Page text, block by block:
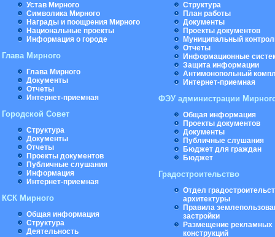
Устав Мирного
Символика Мирного
Награды и поощрения Мирного
Национальные проекты
Информация о городе
Глава Мирного
Глава Мирного
Документы
Отчеты
Интернет-приемная
Городской Совет
Структура
Документы
Отчеты
Проекты документов
Публичные слушания
Информация
Интернет-приемная
КСК Мирного
Общая информация
Структура
Деятельность
Структура
План работы
Документы
Проекты документов
Муниципальный
Отчеты
Информационные
Защита информации
Антимонопольный
Интернет-приемная
ФЭУ администрации
Общая информация
Проекты документов
Документы
Публичные слушания
Бюджет для граждан
Бюджет
Градостроительство
Отдел
архитектуры
Правила
застройки
Размещение рекламных
конструкций